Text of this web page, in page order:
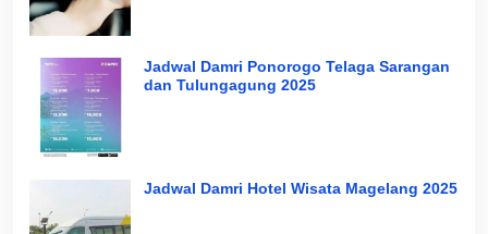
Jadwal Damri Ponorogo Telaga Sarangan
dan Tulungagung 2025
Jadwal Damri Hotel Wisata Magelang 2025